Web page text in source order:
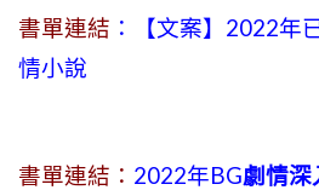
書單連結 ：【文案】2022年
情小說
書單連結： 2022年BG劇情深